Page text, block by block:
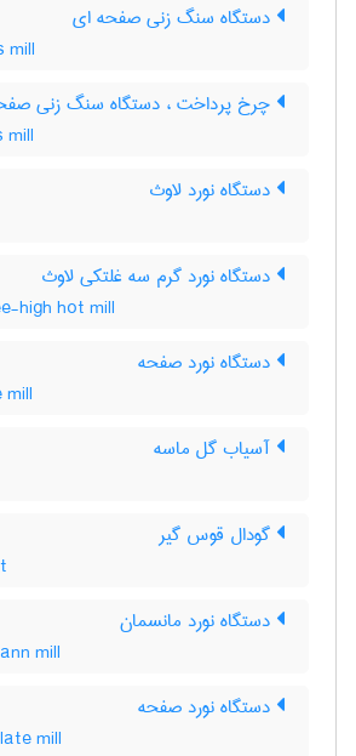
دستگاه سنگ زنی صفحه ای
mill
چرخ پرداخت ، دستگاه سنگ زنی
دستگاه نورد لاوث
دستگاه نورد گرم سه غلتکی لاوث
high hot mill
دستگاه نورد صفحه
آسیاب گل ماسه
گودال قوس گیر
دستگاه نورد مانسمان
mill
دستگاه نورد صفحه
mill